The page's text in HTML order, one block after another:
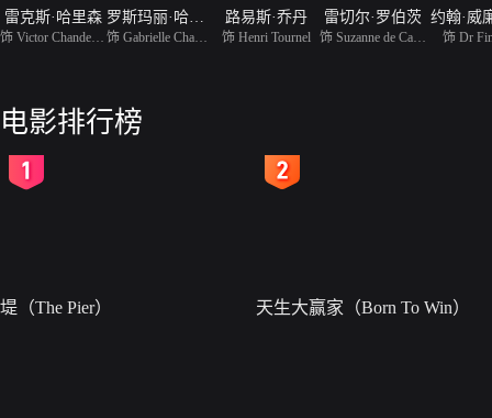
雷克斯·哈里森 路易斯·乔丹
饰 Henri Tournel
雷切尔·罗伯茨 约翰·威
饰 Dr
电影排行榜
堤（The Pier） 天生大赢家（Born To Win）